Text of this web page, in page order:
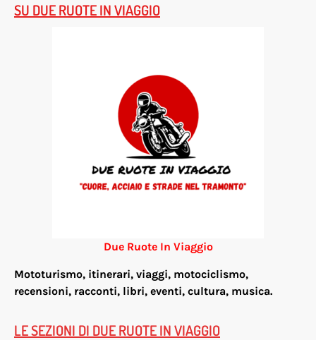
SU DUE RUOTE IN VIAGGIO
Due Ruote In Viaggio
Mototurismo, itinerari, viaggi, motociclismo,
recensioni, racconti, libri, eventi, cultura, musica.
LE SEZIONI DI DUE RUOTE IN VIAGGIO